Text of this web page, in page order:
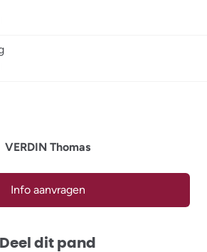
VERDIN Thomas
Info aanvragen
Deel dit pand